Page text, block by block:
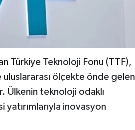
Türkiye Teknoloji Fonu (TTF),
ölçekte önde gelen
Ülkenin teknoloji odaklı
yatırımlarıyla inovasyon